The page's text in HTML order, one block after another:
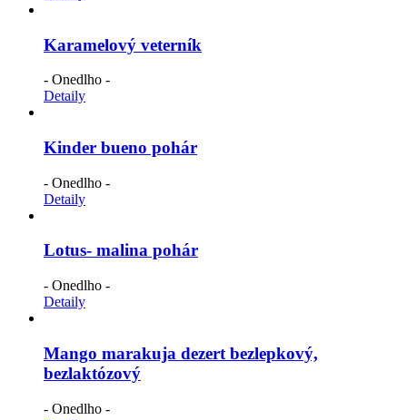
Karamelový veterník
- Onedlho -
Detaily
Kinder bueno pohár
- Onedlho -
Detaily
Lotus- malina pohár
- Onedlho -
Detaily
Mango marakuja dezert bezlepkový,
bezlaktózový
- Onedlho -